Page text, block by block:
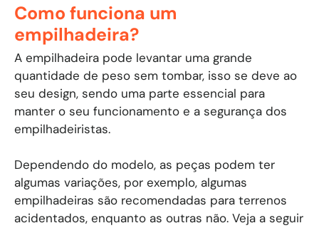
Como funciona um
empilhadeira?
A empilhadeira pode levantar uma grande
quantidade de peso sem tombar, isso se deve ao
seu design, sendo uma parte essencial para
manter o seu funcionamento e a segurança dos
empilhadeiristas.
Dependendo do modelo, as peças podem ter
algumas variações, por exemplo, algumas
empilhadeiras são recomendadas para terrenos
acidentados, enquanto as outras não. Veja a seguir